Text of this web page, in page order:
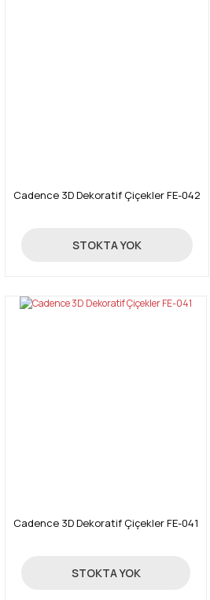
Cadence 3D Dekoratif Çiçekler FE-042
24,70 TL
STOKTA YOK
Cadence 3D Dekoratif Çiçekler FE-041
9,12 TL
STOKTA YOK